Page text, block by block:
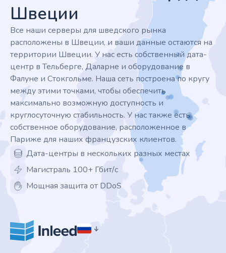
Швеции
Все наши серверы для шведского рынка
расположены в Швеции, и ваши данные остаются на
территории Швеции. У нас есть собственный дата-
центр в Тельберге, Даларне и оборудование в
Фалуне и Стокгольме. Наша сеть построена по кругу
между этими точками, чтобы обеспечить
максимально возможную доступность и
круглосуточную стабильность. У нас также есть
собственное оборудование, расположенное в
Париже для наших французских клиентов.
Дата-центры в нескольких разных местах
Магистраль 100+ Гбит/с
Мощная защита от DDoS